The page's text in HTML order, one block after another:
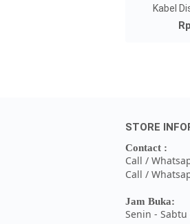
Kabel
STORE
Contact :
Call /
Call /
Jam Buka:
Senin - Sabtu